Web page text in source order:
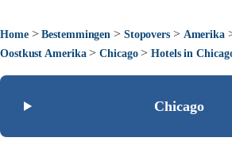
Home>Bestemmingen > Stopovers> Amerika
Oostkust Amerika>Chicago>Hotels in
Chicago